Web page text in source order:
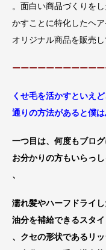
。面白い商品づくりを
かすことに特化したヘ
オリジナル商品を販売
ーーーーーーーーーー
くせ毛を活かすといえ
通りの方法があると僕
一つ目は、何度もブログ
お分かりの方もいらっ
、
濡れ髪やハーフドライ
油分を補給できるスタ
、 クセの形状であるリ